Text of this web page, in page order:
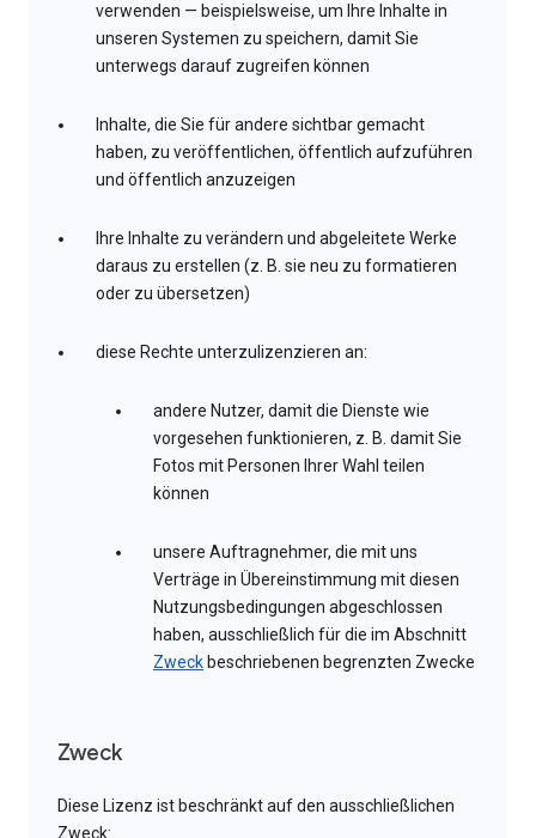
verwenden — beispielsweise, um Ihre Inhalte in
unseren Systemen zu speichern, damit Sie
unterwegs darauf zugreifen können
Inhalte, die Sie für andere sichtbar gemacht
haben, zu veröffentlichen, öffentlich aufzuführen
und öffentlich anzuzeigen
Ihre Inhalte zu verändern und abgeleitete Werke
daraus zu erstellen (z. B. sie neu zu formatieren
oder zu übersetzen)
diese Rechte unterzulizenzieren an:
andere Nutzer, damit die Dienste wie
vorgesehen funktionieren, z. B. damit Sie
Fotos mit Personen Ihrer Wahl teilen
können
unsere Auftragnehmer, die mit uns
Verträge in Übereinstimmung mit diesen
Nutzungsbedingungen abgeschlossen
haben, ausschließlich für die im Abschnitt
Zweck beschriebenen begrenzten Zwecke
Zweck
Diese Lizenz ist beschränkt auf den ausschließlichen
Zweck: